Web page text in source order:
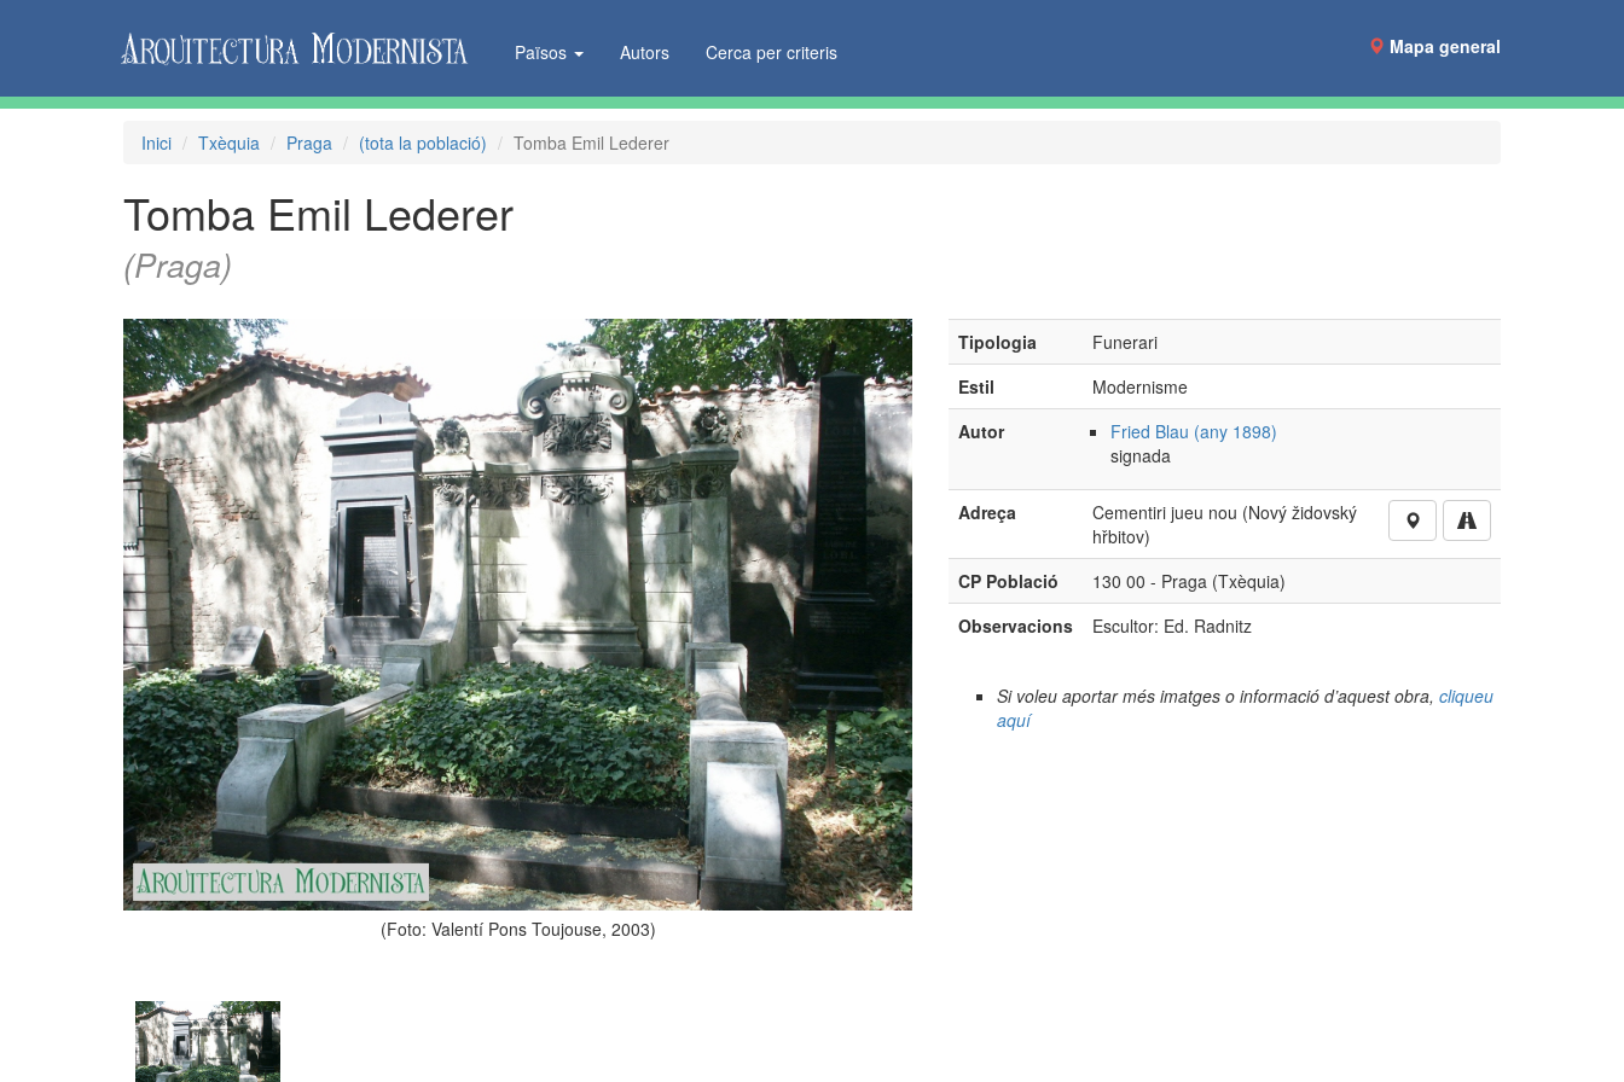
Països Autors Cerca per criteris Mapa general
Inici Txèquia Praga (tota la població) Tomba Emil Lederer
Tomba Emil Lederer
(Praga)
(Foto: Valentí Pons Toujouse, 2003)
Tipologia
Funerari
Estil
Modernisme
Autor
Fried Blau (any 1898)
signada
Adreça
Cementiri jueu nou (Nový židovský
hřbitov)
CP Població
130 00 - Praga (Txèquia)
Observacions
Escultor: Ed. Radnitz
Si voleu aportar més imatges o informació d’aquest obra, cliqueu
aquí